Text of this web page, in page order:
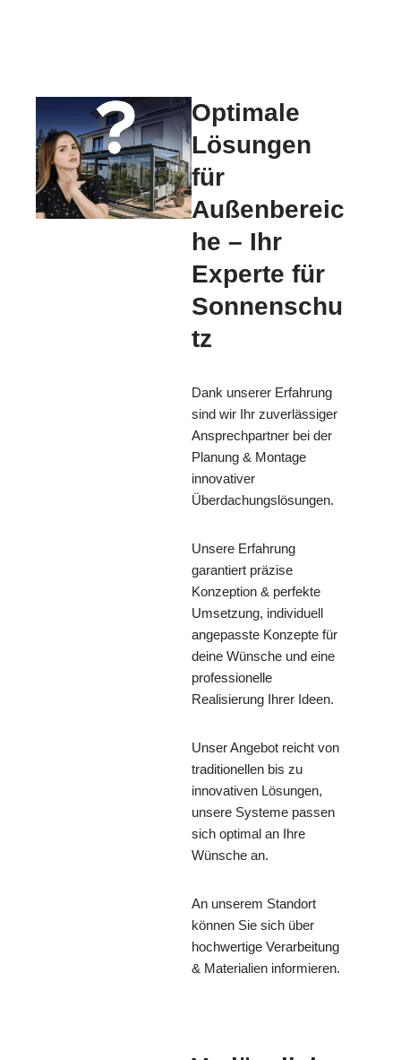
Optimale
Lösungen
für
Außenbereic
he – Ihr
Experte für
Sonnenschu
tz
Dank unserer Erfahrung
sind wir Ihr zuverlässiger
Ansprechpartner bei der
Planung & Montage
innovativer
Überdachungslösungen.
Unsere Erfahrung
garantiert präzise
Konzeption & perfekte
Umsetzung, individuell
angepasste Konzepte für
deine Wünsche und eine
professionelle
Realisierung Ihrer Ideen.
Unser Angebot reicht von
traditionellen bis zu
innovativen Lösungen,
unsere Systeme passen
sich optimal an Ihre
Wünsche an.
An unserem Standort
können Sie sich über
hochwertige Verarbeitung
& Materialien informieren.